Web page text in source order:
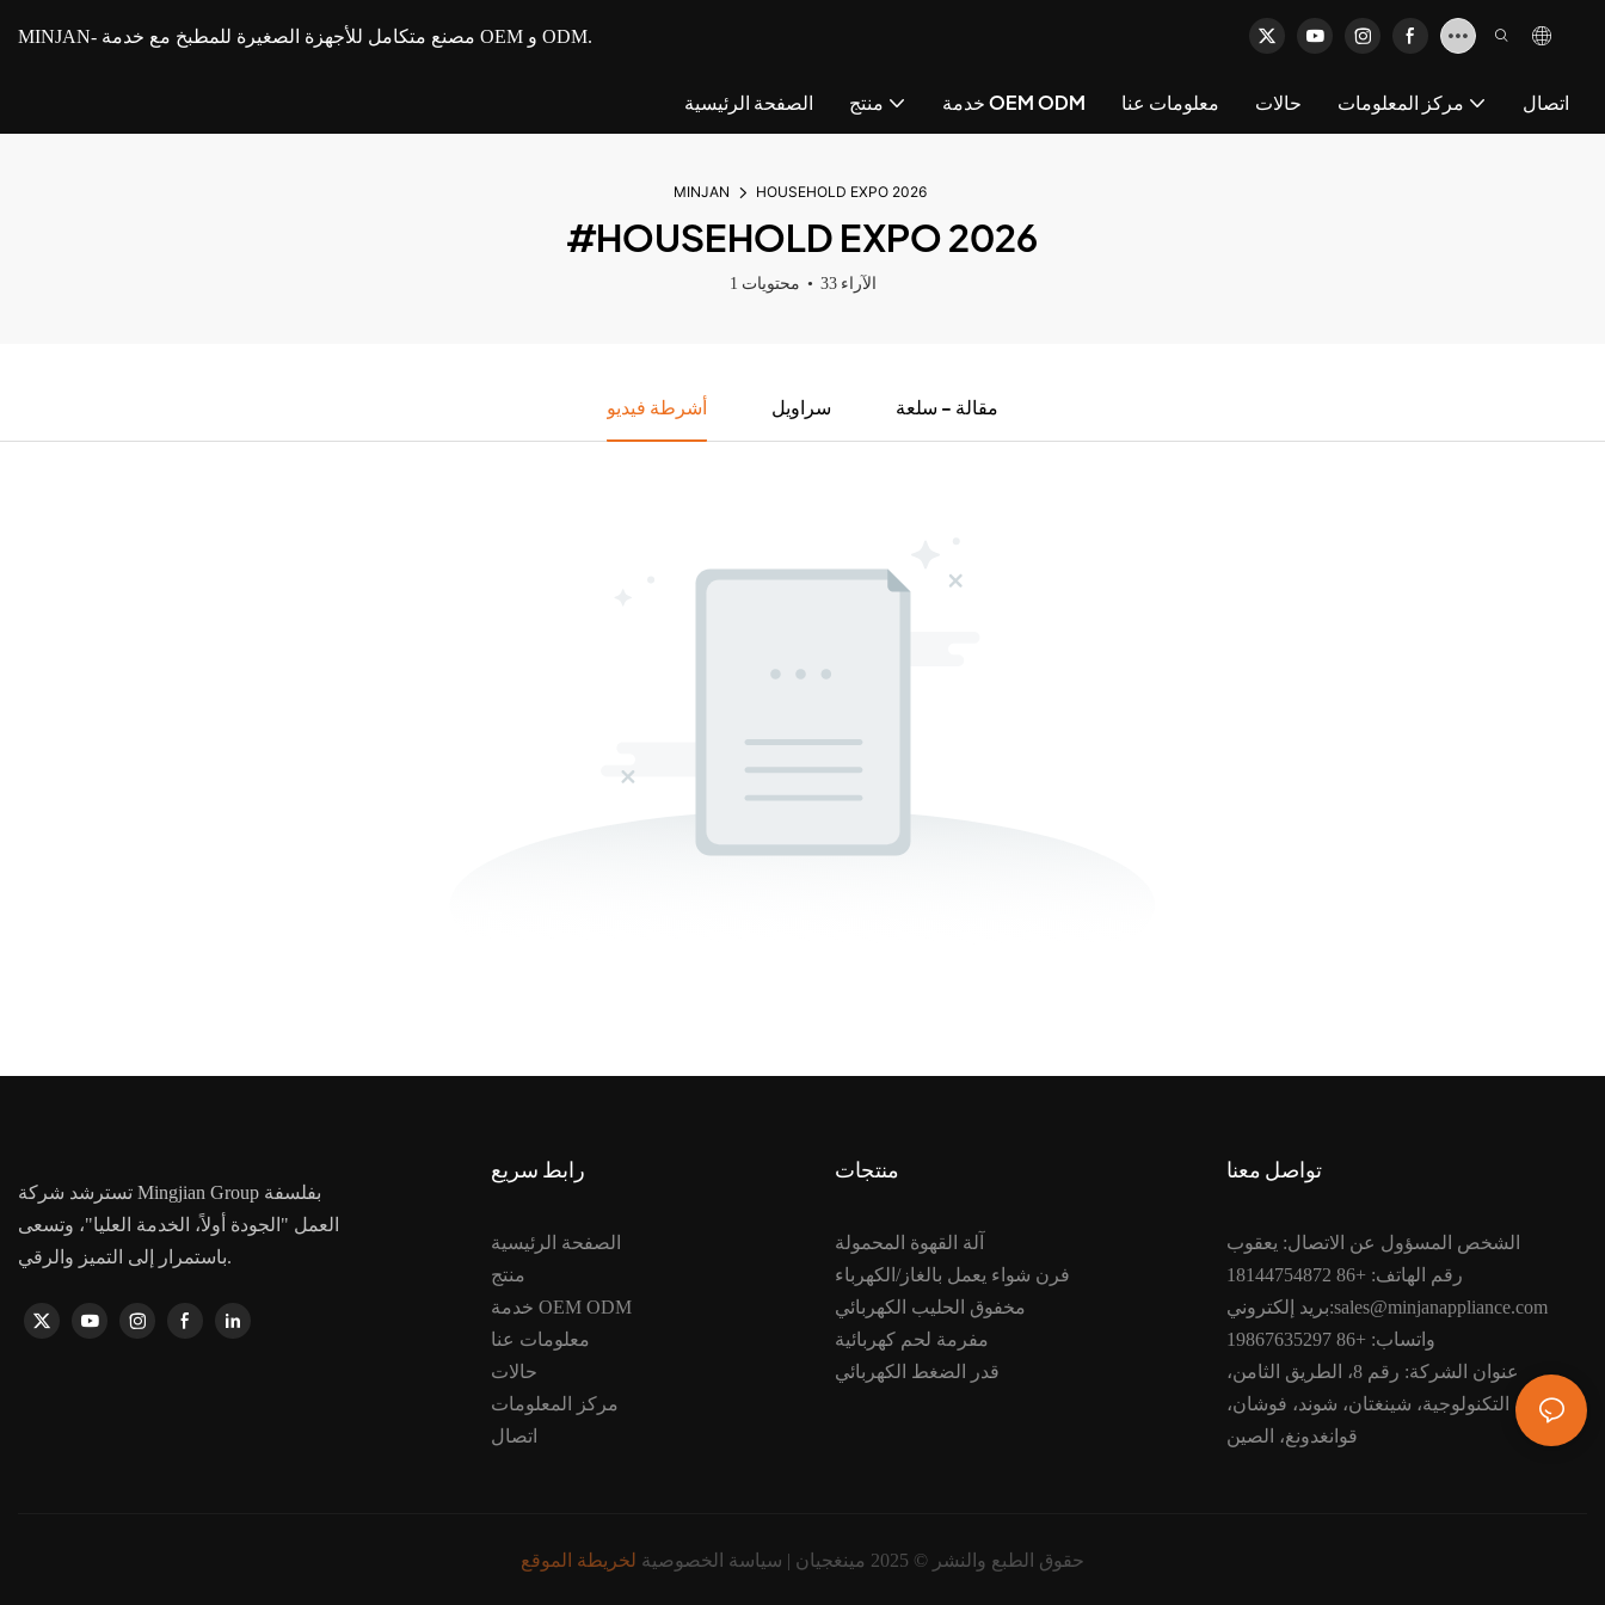
MINJAN - مصنع متكامل للأجهزة الصغيرة للمطبخ مع خدمة OEM و ODM.
الصفحة الرئيسية منتج خدمة OEM ODM معلومات عنا حالات مركز المعلومات اتصال
MINJAN HOUSEHOLD EXPO 2026
#HOUSEHOLD EXPO 2026
1 محتويات 33 الآراء
أشرطة فيديو سراويل مقالة - سلعة
تسترشد شركة Mingjian Group بفلسفة
العمل "الجودة أولاً، الخدمة العليا"، وتسعى
باستمرار إلى التميز والرقي.
رابط سريع
الصفحة الرئيسية
منتج
خدمة OEM ODM
معلومات عنا
حالات
مركز المعلومات
اتصال
منتجات
آلة القهوة المحمولة
فرن شواء يعمل بالغاز/الكهرباء
مخفوق الحليب الكهربائي
مفرمة لحم كهربائية
قدر الضغط الكهربائي
تواصل معنا
الشخص المسؤول عن الاتصال: يعقوب
رقم الهاتف: +86 18144754872
بريد إلكتروني:sales@minjanappliance.com
واتساب: +86 19867635297
عنوان الشركة: رقم 8، الطريق الثامن،
المنطقة التكنولوجية، شينغتان، شوند، فوشان،
قوانغدونغ، الصين
حقوق الطبع والنشر © 2025 مينغجيان | سياسة الخصوصية لخريطة الموقع